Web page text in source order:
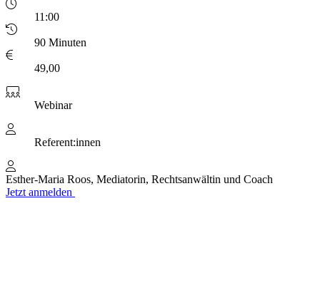
11:00
90 Minuten
49,00
Webinar
Referent:innen
Esther-Maria Roos, Mediatorin, Rechtsanwältin und Coach
Jetzt anmelden